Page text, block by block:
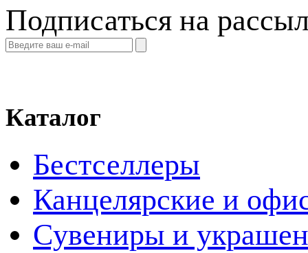
Подписаться на
Каталог
Бестселлеры
Канцелярские и
Cувениры и